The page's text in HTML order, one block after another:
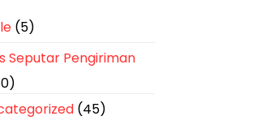
(5)
Seputar Pengiriman
(45)